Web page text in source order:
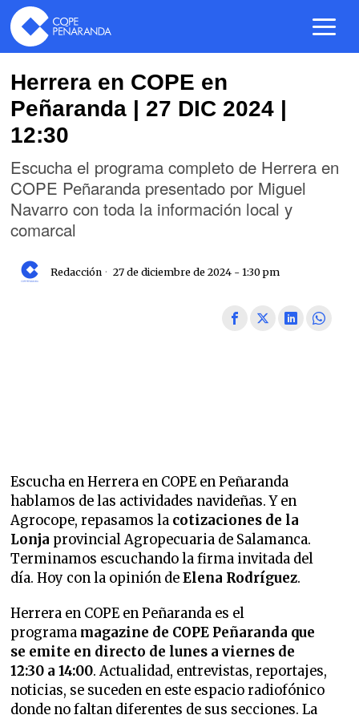
Herrera en COPE en
Peñaranda | 27 DIC 2024 |
12:30
Escucha el programa completo de Herrera en
COPE Peñaranda presentado por Miguel
Navarro con toda la información local y
comarcal
Redacción 27 de diciembre de 2024 - 1:30 pm
Escucha en Herrera en COPE en Peñaranda
hablamos de las actividades navideñas. Y en
Agrocope, repasamos la cotizaciones de la
Lonja provincial Agropecuaria de Salamanca.
Terminamos escuchando la firma invitada del
día. Hoy con la opinión deElena Rodríguez.
Herrera en COPE en Peñaranda es el
programa magazine de COPE Peñaranda que
se emite en directo de lunes a viernes de
12:30 a 14:00. Actualidad, entrevistas, reportajes,
noticias, se suceden en este espacio radiofónico
donde no faltan diferentes de sus secciones. La